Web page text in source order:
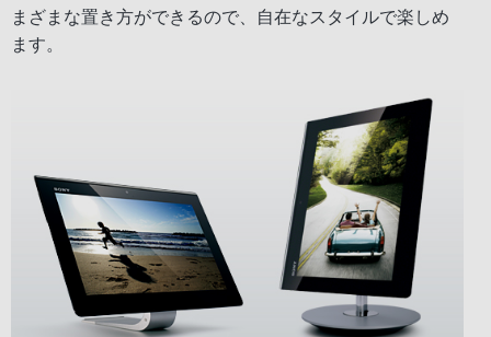
まざまな置き方ができるので、自在なスタイルで楽しめ
ます。